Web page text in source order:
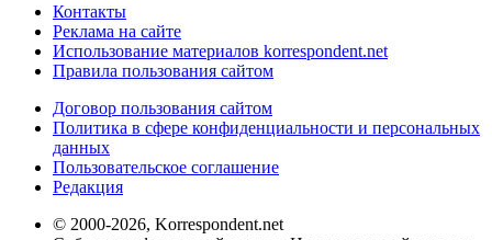
Контакты
Реклама на сайте
Использование материалов korrespondent.net
Правила пользования сайтом
Договор пользования сайтом
Политика в сфере конфиденциальности и персональных
данных
Пользовательское соглашение
Редакция
© 2000-2026, Korrespondent.net